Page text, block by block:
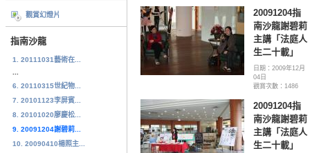
觀賞幻燈片
指南沙龍
1. 20111031藝術在...
6. 20110315世紀物...
7. 20101123李屏賓...
8. 20101020廖慶松...
9. 20091204謝碧莉...
10. 20090410楊照主...
20091204指
南沙龍謝碧莉
主講「法庭人
生二十載」
日期：2009年12月
04日
觀賞次數：1486
20091204指
南沙龍謝碧莉
主講「法庭人
生二十載」